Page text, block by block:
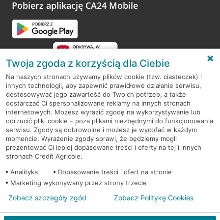
opinie.
Pobierz aplikację CA24 Mobile
RODO
Regulamin serwisu
Mapa serwisu
PolitykaCookies
© 2026 Credit Agricole Bank Polska S.A. Wszelkie prawa zastrzeżone
Twoja zgoda z korzyścią dla Ciebie
Na naszych stronach używamy plików cookie (tzw. ciasteczek) i
innych technologii, aby zapewnić prawidłowe działanie serwisu,
dostosowywać jego zawartość do Twoich potrzeb, a także
dostarczać Ci spersonalizowane reklamy na innych stronach
internetowych. Możesz wyrazić zgodę na wykorzystywanie lub
odrzucić pliki cookie – poza plikami niezbędnymi do funkcjonowania
serwisu. Zgody są dobrowolne i możesz je wycofać w każdym
momencie. Wyrażenie zgody sprawi, że będziemy mogli
prezentować Ci lepiej dopasowane treści i oferty na tej i innych
stronach Credit Agricole.
Analityka
Dopasowanie treści i ofert na stronie
Marketing wykonywany przez strony trzecie
Zobacz szczegóły zgód Zobacz Politykę Cookies